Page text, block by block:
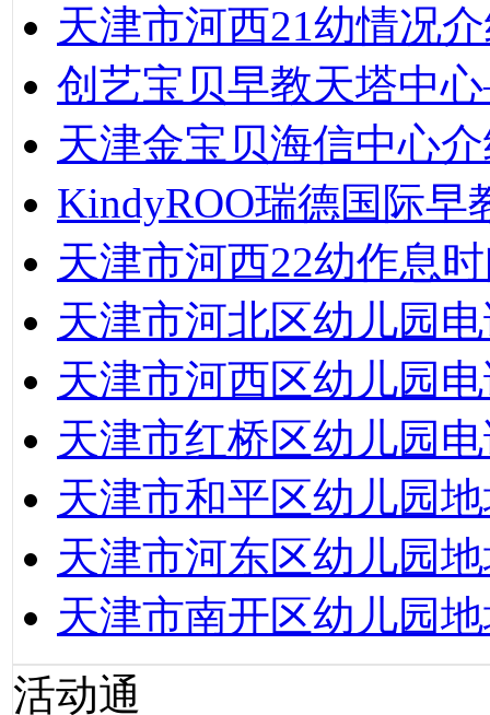
天津市河西21幼情况
创艺宝贝早教天塔中
天津金宝贝海信中心
KindyROO瑞德国际早
天津市河西22幼作息
天津市河北区幼儿园
天津市河西区幼儿园
天津市红桥区幼儿园
天津市和平区幼儿园
天津市河东区幼儿园
天津市南开区幼儿园
活动通